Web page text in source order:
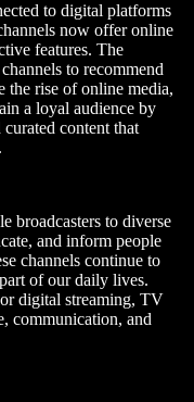
to digital platforms
now offer online
features. The
to recommend
the rise of online media,
a loyal audience by
content that
broadcasters to diverse
and inform people
channels continue to
of our daily lives.
digital streaming, TV
communication, and